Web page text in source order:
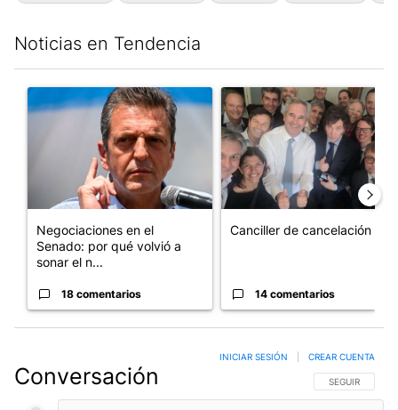
Noticias en Tendencia
Un artículo de tendencia con el título "Negociaciones en el
Negociaciones en el
Senado: por qué volvió a
sonar el n...
18 comentarios
Un artículo de tendencia con
Canciller de cancelación
14 comentarios
Conversación SIGA ESTA
SEGUIR
INICIAR SESIÓN CREAR CUENTA